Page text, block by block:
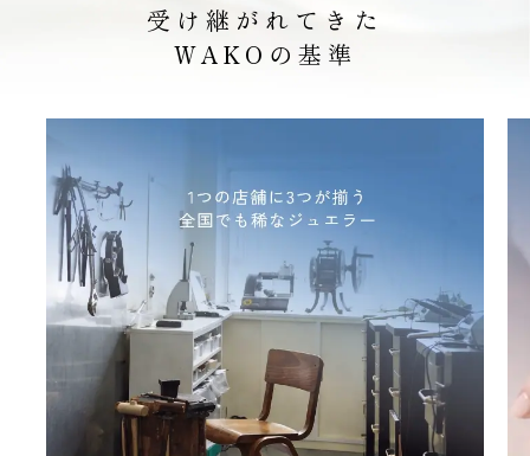
受け継がれてきた
WAKOの基準